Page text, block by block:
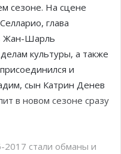
сезоне. На сцене
глава
Жан-Шарль
культуры, а также
и
сын Катрин Денев
в новом сезоне сразу
2017 стали обманы и